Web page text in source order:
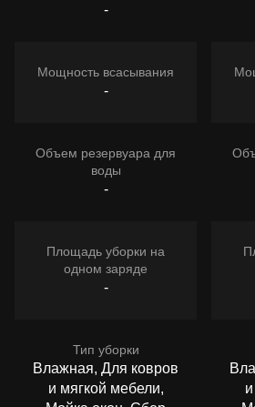
-
Мощность всасывания
-
Объем резервуара для
воды
-
Площадь уборки на
одном заряде
-
Тип уборки
Влажная, Для ковров
и мягкой мебели,